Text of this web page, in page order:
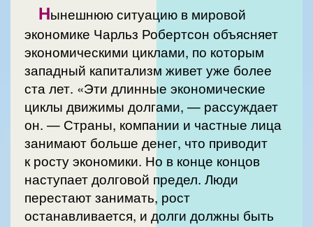
Нынешнюю ситуацию в мировой
экономике Чарльз Робертсон объясняет
экономическими циклами, по которым
западный капитализм живет уже более
ста лет. «Эти длинные экономические
циклы движимы долгами, — рассуждает
он. — Страны, компании и частные лица
занимают больше денег, что приводит
к росту экономики. Но в конце концов
наступает долговой предел. Люди
перестают занимать, рост
останавливается, и долги должны быть